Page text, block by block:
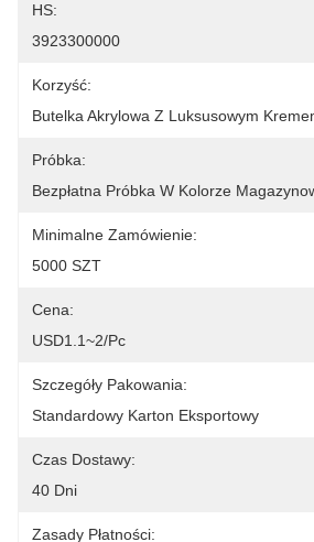
HS:
3923300000
Korzyść:
Butelka Akrylowa Z Luksusowym
Próbka:
Bezpłatna Próbka W Kolorze
Minimalne Zamówienie:
5000 SZT
Cena:
USD1.1~2/pc
Szczegóły Pakowania:
Standardowy Karton Eksportowy
Czas Dostawy:
40 Dni
Zasady Płatności: